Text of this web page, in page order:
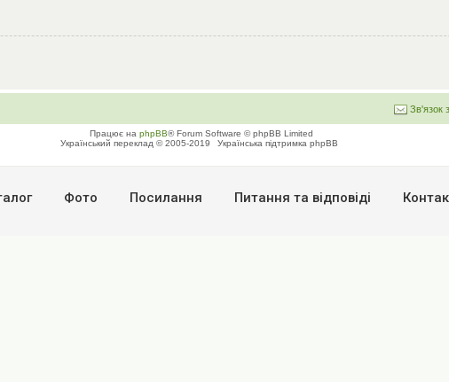
Зв'язок
Працює на phpBB® Forum Software © phpBB Limited
Український переклад © 2005-2019
Українська підтримка phpBB
Фото Посилання Питання та вiдповiдi